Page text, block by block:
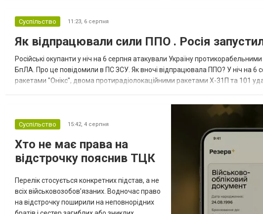
Суспільство 11:23, 6 серпня
Як відпрацювали сили ППО . Росія
Російські окупанти у ніч на 6 серпня атакували Україну
БпЛА. Про це повідомили в ПС ЗСУ. Як вночі відпрацювала ППО? У ніч на 6
ракетами "Онікс", двома протирадіолокаційними ракетами Х-31П та 101
Суспільство 15:42, 4 серпня
Хто не має права на
відстрочку пояснив ТЦК
Перелік стосується конкретних підстав, а не
всіх військовозобов’язаних. Водночас право
на відстрочку поширили на неповнорідних